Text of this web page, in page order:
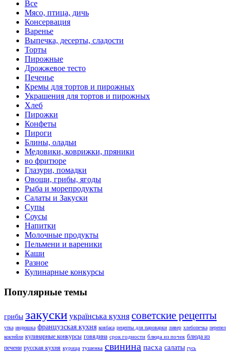
Все
Мясо, птица, дичь
Консервация
Варенье
Выпечка, десерты, сладости
Торты
Пирожные
Дрожжевое тесто
Печенье
Кремы для тортов и пирожных
Украшения для тортов и пирожных
Хлеб
Пирожки
Конфеты
Пироги
Блины, оладьи
Медовики, коврижки, пряники
во фритюре
Глазури, помадки
Овощи, грибы, ягоды
Рыба и морепродукты
Салаты и Закуски
Супы
Соусы
Напитки
Молочные продукты
Пельмени и вареники
Каши
Разное
Кулинарные конкурсы
Популярные темы
грибы закуски українська кухня советские рецепты
утка индюшка французская кухня ковбаса рецепты для пароварки ливер хлебопечка перепел
коктейли кулинарные конкурсы говядина срок годности блюда из почек блюда из
печени русская кухня курица тушенка свинина пасха салаты гусь